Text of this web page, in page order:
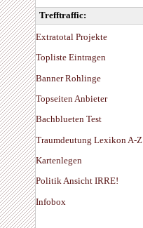
Trefftraffic:
Extratotal Projekte
Topliste Eintragen
Banner Rohlinge
Topseiten Anbieter
Bachblueten Test
Traumdeutung Lexikon A-Z
Kartenlegen
Politik Ansicht IRRE!
Infobox